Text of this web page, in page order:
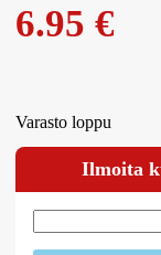
6.95€
Varasto loppu
Ilmoita